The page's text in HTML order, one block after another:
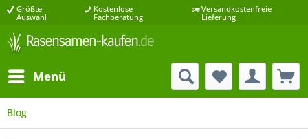
Größte
Auswahl
Kostenlose
Fachberatung
Versandkostenfreie
Lieferung
Menü
Blog